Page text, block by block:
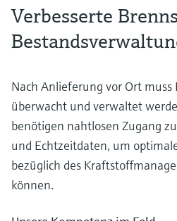
Verbesserte
Nach Anlieferung vor Ort
überwacht und verwaltet
benötigen nahtlosen Zugang
und Echtzeitdaten, um
bezüglich des
können.